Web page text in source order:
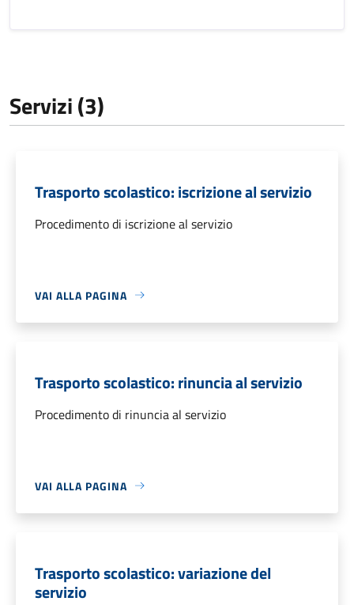
Servizi (3)
Trasporto scolastico: iscrizione al servizio
Procedimento di iscrizione al servizio
VAI ALLA PAGINA
Trasporto scolastico: rinuncia al servizio
Procedimento di rinuncia al servizio
VAI ALLA PAGINA
Trasporto scolastico: variazione del
servizio